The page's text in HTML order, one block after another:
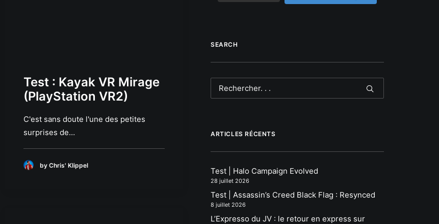
Test : Kayak VR Mirage
(PlayStation VR2)
C'est sans doute l'une des petites
surprises de…
by Chris' Klippel
SEARCH
ARTICLES RÉCENTS
Test | Halo Campaign Evolved
28 juillet 2026
Test | Assassin’s Creed Black Flag : Resynced
8 juillet 2026
L’Expresso du JV : le retour en express sur